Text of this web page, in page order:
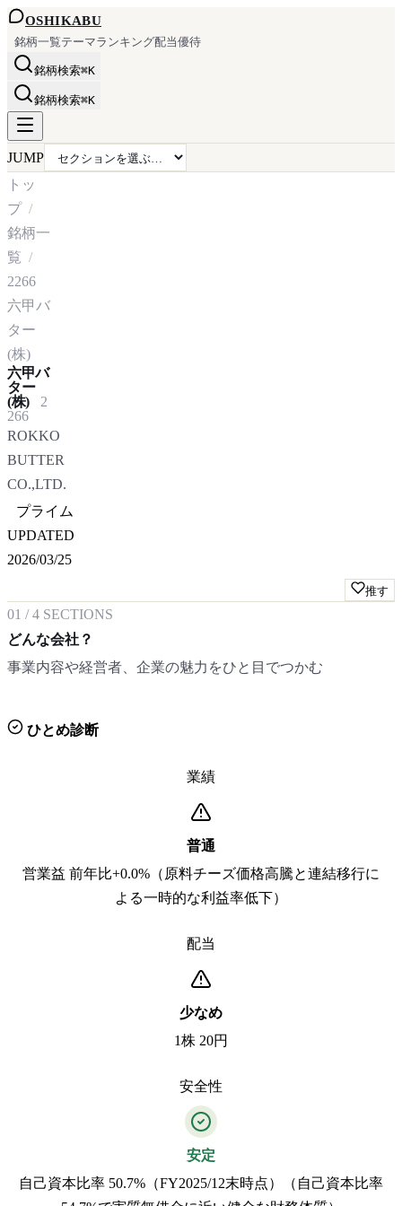
OSHIKABU
銘柄一覧テーマランキング配当優待
銘柄検索⌘K
銘柄検索⌘K
JUMP
トッ
プ
銘柄一
覧
2266
六甲バ
ター
(株)
六甲バ
ター
(株)
2
266
ROKKO
BUTTER
CO.,LTD.
プライム
UPDATED
2026/03/25
推す
01 /4 SECTIONS
どんな会社？
事業内容や経営者、企業の魅力をひと目でつかむ
ひとめ診断
業績
普通
営業益 前年比+0.0%（原料チーズ価格高騰と連結移行に
よる一時的な利益率低下）
配当
少なめ
1株 20円
安全性
安定
自己資本比率 50.7%（FY2025/12末時点）（自己資本比率